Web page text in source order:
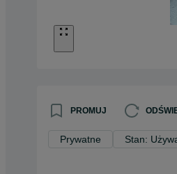
PROMUJ
Prywatne Stan: